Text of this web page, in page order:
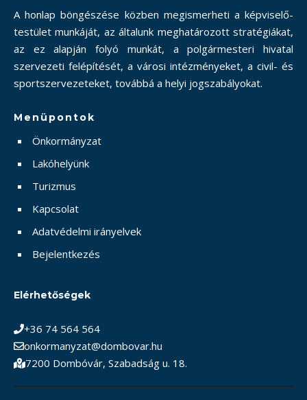
A honlap böngészése közben megismerheti a képviselő-
testület munkáját, az általunk meghatározott stratégiákat,
az ez alapján folyó munkát, a polgármesteri hivatal
szervezeti felépítését, a városi intézményeket, a civil- és
sportszervezeteket, továbbá a helyi jogszabályokat.
Menüpontok
Önkormányzat
Lakóhelyünk
Turizmus
Kapcsolat
Adatvédelmi irányelvek
Bejelentkezés
Elérhetőségek
+36 74 564 564
onkormanyzat@dombovar.hu
7200 Dombóvár, Szabadság u. 18.